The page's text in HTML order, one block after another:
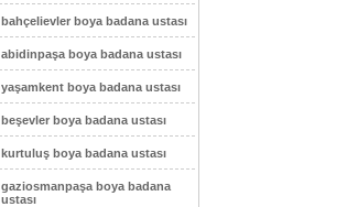
bahçelievler boya badana ustası
abidinpaşa boya badana ustası
yaşamkent boya badana ustası
beşevler boya badana ustası
kurtuluş boya badana ustası
gaziosmanpaşa boya badana
ustası